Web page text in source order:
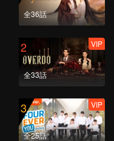
VIP
VIP
全36話
2
全33話
VIP
3
全25話
VIP